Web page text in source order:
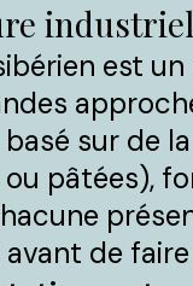
est
sur de
pâtées),
de faire